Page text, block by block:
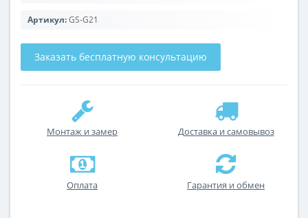
Артикул:GS-G21
Заказать бесплатную консультацию
Монтаж и замер Доставка и самовывоз
Оплата Гарантия и обмен